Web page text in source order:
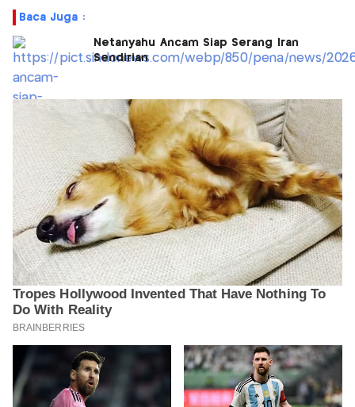
Baca Juga :
Netanyahu Ancam Siap Serang Iran
Sendirian